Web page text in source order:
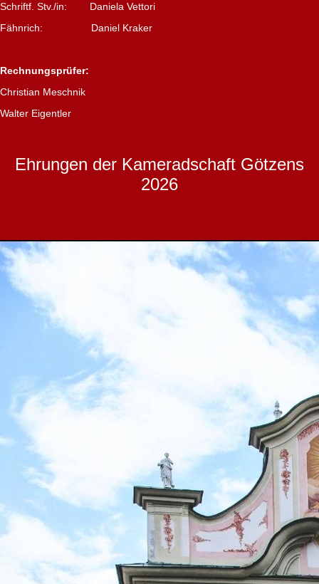
Schriftf. Stv./in: Daniela Vettori
Fähnrich: Daniel Kraker
Rechnungsprüfer:
Christian Meschnik
Walter Eigentler
Ehrungen der Kameradschaft Götzens
2026